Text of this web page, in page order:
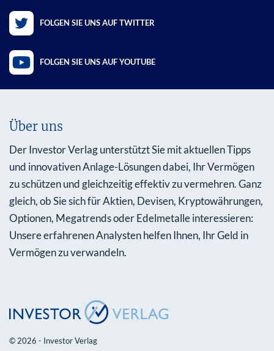
FOLGEN SIE UNS AUF TWITTER
FOLGEN SIE UNS AUF YOUTUBE
Über uns
Der Investor Verlag unterstützt Sie mit aktuellen Tipps
und innovativen Anlage-Lösungen dabei, Ihr Vermögen
zu schützen und gleichzeitig effektiv zu vermehren. Ganz
gleich, ob Sie sich für Aktien, Devisen, Kryptowährungen,
Optionen, Megatrends oder Edelmetalle interessieren:
Unsere erfahrenen Analysten helfen Ihnen, Ihr Geld in
Vermögen zu verwandeln.
© 2026 - Investor Verlag